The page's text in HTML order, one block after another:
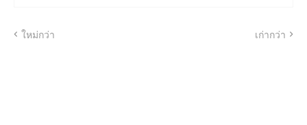
ใหม่กว่า เก่ากว่า